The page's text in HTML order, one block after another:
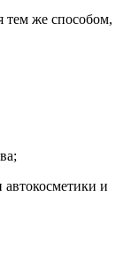
тем же способом,
автокосметики и